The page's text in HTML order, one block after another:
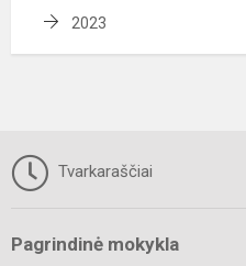
2023
Tvarkaraščiai
Pagrindinė mokykla